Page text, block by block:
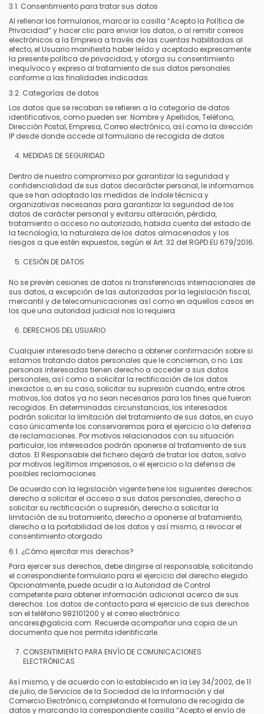
3.1. Consentimiento para tratar sus datos
Al rellenar los formularios, marcar la casilla “Acepto la Política de
Privacidad” y hacer clic para enviar los datos, o al remitir correos
electrónicos a la Empresa a través de las cuentas habilitadas al
efecto, el Usuario manifiesta haber leído y aceptado expresamente
la presente política de privacidad, y otorga su consentimiento
inequívoco y expreso al tratamiento de sus datos personales
conforme a las finalidades indicadas.
3.2. Categorías de datos
Los datos que se recaban se refieren a la categoría de datos
identificativos, como pueden ser: Nombre y Apellidos, Teléfono,
Dirección Postal, Empresa, Correo electrónico, así como la dirección
IP desde donde accede al formulario de recogida de datos.
MEDIDAS DE SEGURIDAD
Dentro de nuestro compromiso por garantizar la seguridad y
confidencialidad de sus datos decarácter personal, le informamos
que se han adoptado las medidas de índole técnica y
organizativas necesarias para garantizar la seguridad de los
datos de carácter personal y evitarsu alteración, pérdida,
tratamiento o acceso no autorizado, habida cuenta del estado de
la tecnología, la naturaleza de los datos almacenados y los
riesgos a que estén expuestos, según el Art. 32 del RGPD EU 679/2016.
CESIÓN DE DATOS
No se prevén cesiones de datos ni transferencias internacionales de
sus datos, a excepción de las autorizadas por la legislación fiscal,
mercantil y de telecomunicaciones así como en aquellos casos en
los que una autoridad judicial nos lo requiera.
DERECHOS DEL USUARIO
Cualquier interesado tiene derecho a obtener confirmación sobre si
estamos tratando datos personales que le conciernan, o no. Las
personas interesadas tienen derecho a acceder a sus datos
personales, así como a solicitar la rectificación de los datos
inexactos o, en su caso, solicitar su supresión cuando, entre otros
motivos, los datos ya no sean necesarios para los fines que fueron
recogidos. En determinadas circunstancias, los interesados
podrán solicitar la limitación del tratamiento de sus datos, en cuyo
caso únicamente los conservaremos para el ejercicio o la defensa
de reclamaciones. Por motivos relacionados con su situación
particular, los interesados podrán oponerse al tratamiento de sus
datos. El Responsable del fichero dejará de tratar los datos, salvo
por motivos legítimos imperiosos, o el ejercicio o la defensa de
posibles reclamaciones.
De acuerdo con la legislación vigente tiene los siguientes derechos:
derecho a solicitar el acceso a sus datos personales, derecho a
solicitar su rectificación o supresión, derecho a solicitar la
limitación de su tratamiento, derecho a oponerse al tratamiento,
derecho a la portabilidad de los datos y así mismo, a revocar el
consentimiento otorgado.
6.1. ¿Cómo ejercitar mis derechos?
Para ejercer sus derechos, debe dirigirse al responsable, solicitando
el correspondiente formulario para el ejercicio del derecho elegido.
Opcionalmente, puede acudir a la Autoridad de Control
competente para obtener información adicional acerca de sus
derechos. Los datos de contacto para el ejercicio de sus derechos
son el teléfono 982101200 y el correo electrónico:
ancares@galicia.com. Recuerde acompañar una copia de un
documento que nos permita identificarle.
CONSENTIMIENTO PARA ENVÍO DE COMUNICACIONES
ELECTRÓNICAS
Así mismo, y de acuerdo con lo establecido en la Ley 34/2002, de 11
de julio, de Servicios de la Sociedad de la Información y del
Comercio Electrónico, completando el formulario de recogida de
datos y marcando la correspondiente casilla “Acepto el envío de